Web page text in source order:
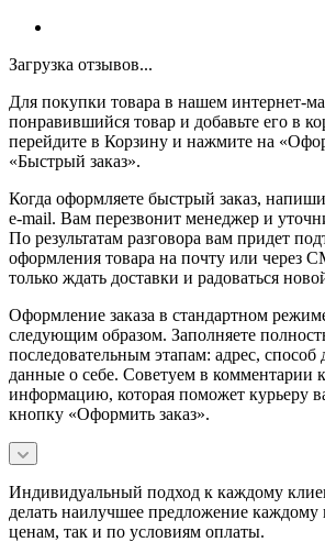
Загрузка отзывов...
Для покупки товара в нашем интернет-
понравившийся товар и добавьте его в
перейдите в Корзину и нажмите на
«Быстрый заказ».
Когда оформляете быстрый заказ,
e-mail. Вам перезвонит менеджер и
По результатам разговора вам придет
оформления товара на почту или через
только ждать доставки и радоваться
Оформление заказа в стандартном
следующим образом. Заполняете
последовательным этапам: адрес, способ
данные о себе. Советуем в комментарии к
информацию, которая поможет курьеру
кнопку «Оформить заказ».
Индивидуальный подход к каждому
делать наилучшее предложение
ценам, так и по условиям оплаты.